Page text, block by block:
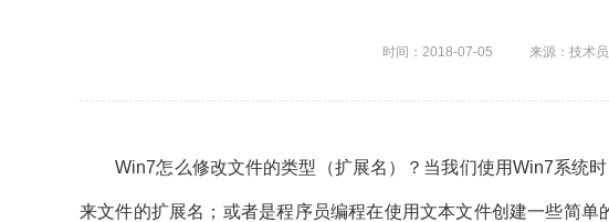
时间：2018-07-05 来源：技术
Win7怎么修改文件的类型（扩展名）？当我们使用Win7系统时
来文件的扩展名；或者是程序员编程在使用文本文件创建一些简单